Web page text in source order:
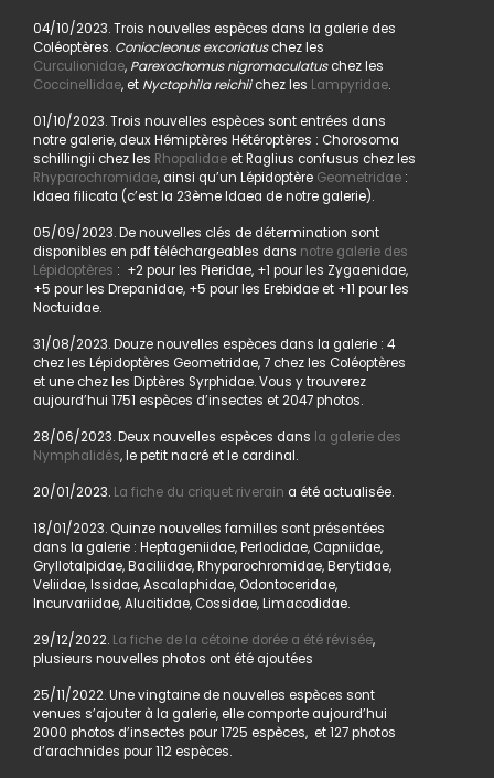
04/10/2023. Trois nouvelles espèces dans la galerie des
Coléoptères. Coniocleonus excoriatuschez les
Curculionidae, Parexochomus nigromaculatuschez les
Coccinellidae, et Nyctophila reichiichez les Lampyridae.
01/10/2023. Trois nouvelles espèces sont entrées dans
notre galerie, deux Hémiptères Hétéroptères : Chorosoma
schillingii chez les Rhopalidaeet Raglius confusus chez les
Rhyparochromidae, ainsi qu’un Lépidoptère Geometridae:
Idaea filicata (c’est la 23ème Idaea de notre galerie).
05/09/2023. De nouvelles clés de détermination sont
disponibles en pdf téléchargeables dans notre galerie des
Lépidoptères : +2 pour les Pieridae, +1 pour les Zygaenidae,
+5 pour les Drepanidae, +5 pour les Erebidae et +11 pour les
Noctuidae.
31/08/2023. Douze nouvelles espèces dans la galerie : 4
chez les Lépidoptères Geometridae, 7 chez les Coléoptères
et une chez les Diptères Syrphidae. Vous y trouverez
aujourd’hui 1751 espèces d’insectes et 2047 photos.
28/06/2023. Deux nouvelles espèces dans la galerie des
Nymphalidés, le petit nacré et le cardinal.
20/01/2023. La fiche du criquet riverain a été actualisée.
18/01/2023. Quinze nouvelles familles sont présentées
dans la galerie : Heptageniidae, Perlodidae, Capniidae,
Gryllotalpidae, Baciliidae, Rhyparochromidae, Berytidae,
Veliidae, Issidae, Ascalaphidae, Odontoceridae,
Incurvariidae, Alucitidae, Cossidae, Limacodidae.
29/12/2022. La fiche de la cétoine dorée a été révisée,
plusieurs nouvelles photos ont été ajoutées
25/11/2022. Une vingtaine de nouvelles espèces sont
venues s’ajouter à la galerie, elle comporte aujourd’hui
2000 photos d’insectes pour 1725 espèces, et 127 photos
d’arachnides pour 112 espèces.